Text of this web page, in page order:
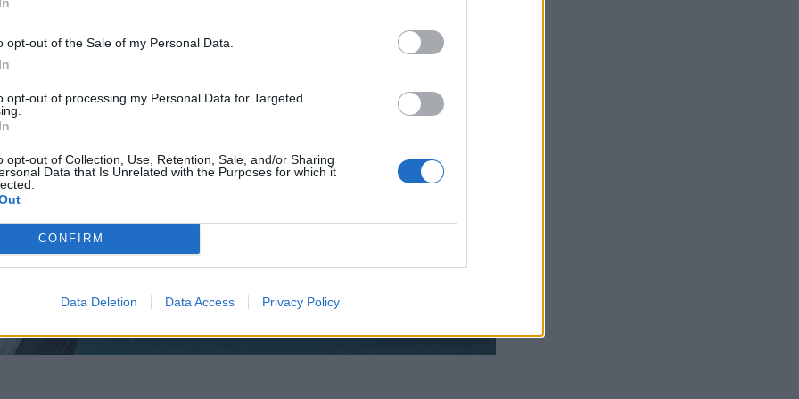
opt-out of the Sale of my Personal Data.
opt-out of processing my Personal Data for Targeted
opt-out of Collection, Use, Retention, Sale, and/or Sharing
Data that Is Unrelated with the Purposes for which it
CONFIRM
Data Deletion Data Access Privacy Policy